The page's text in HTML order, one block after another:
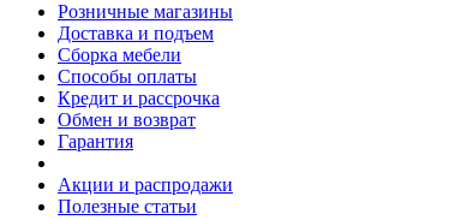
Розничные магазины
Доставка и подъем
Сборка мебели
Способы оплаты
Кредит и рассрочка
Обмен и возврат
Гарантия
Акции и распродажи
Полезные статьи